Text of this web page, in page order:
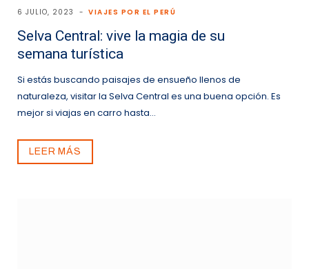
6 JULIO, 2023 VIAJES POR EL PERÚ
Selva Central: vive la magia de su
semana turística
Si estás buscando paisajes de ensueño llenos de
naturaleza, visitar la Selva Central es una buena opción. Es
mejor si viajas en carro hasta…
LEER MÁS